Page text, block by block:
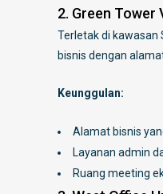
2. Green Tower
Terletak di kawasan
bisnis dengan
Keunggulan:
Alamat bisnis
Layanan admin
Ruang meeting